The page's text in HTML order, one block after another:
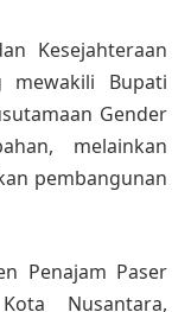
Kesejahteraan
mewakili Bupati
Gender
melainkan
pembangunan
Penajam Paser
Nusantara,